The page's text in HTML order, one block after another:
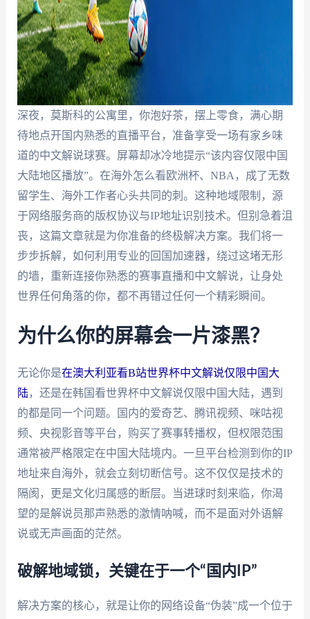
深夜，莫斯科的公寓里，你泡好茶，摆上零食，满心期
待地点开国内熟悉的直播平台，准备享受一场有家乡味
道的中文解说球赛。屏幕却冰冷地提示“该内容仅限中国
大陆地区播放”。在海外怎么看欧洲杯、NBA，成了无数
留学生、海外工作者心头共同的刺。这种地域限制，源
于网络服务商的版权协议与IP地址识别技术。但别急着沮
丧，这篇文章就是为你准备的终极解决方案。我们将一
步步拆解，如何利用专业的回国加速器，绕过这堵无形
的墙，重新连接你熟悉的赛事直播和中文解说，让身处
世界任何角落的你，都不再错过任何一个精彩瞬间。
为什么你的屏幕会一片漆黑？
无论你是在澳大利亚看B站世界杯中文解说仅限中国大
陆，还是在韩国看世界杯中文解说仅限中国大陆，遇到
的都是同一个问题。国内的爱奇艺、腾讯视频、咪咕视
频、央视影音等平台，购买了赛事转播权，但权限范围
通常被严格限定在中国大陆境内。一旦平台检测到你的IP
地址来自海外，就会立刻切断信号。这不仅仅是技术的
隔阂，更是文化归属感的断层。当进球时刻来临，你渴
望的是解说员那声熟悉的激情呐喊，而不是面对外语解
说或无声画面的茫然。
破解地域锁，关键在于一个“国内IP”
解决方案的核心，就是让你的网络设备“伪装”成一个位于